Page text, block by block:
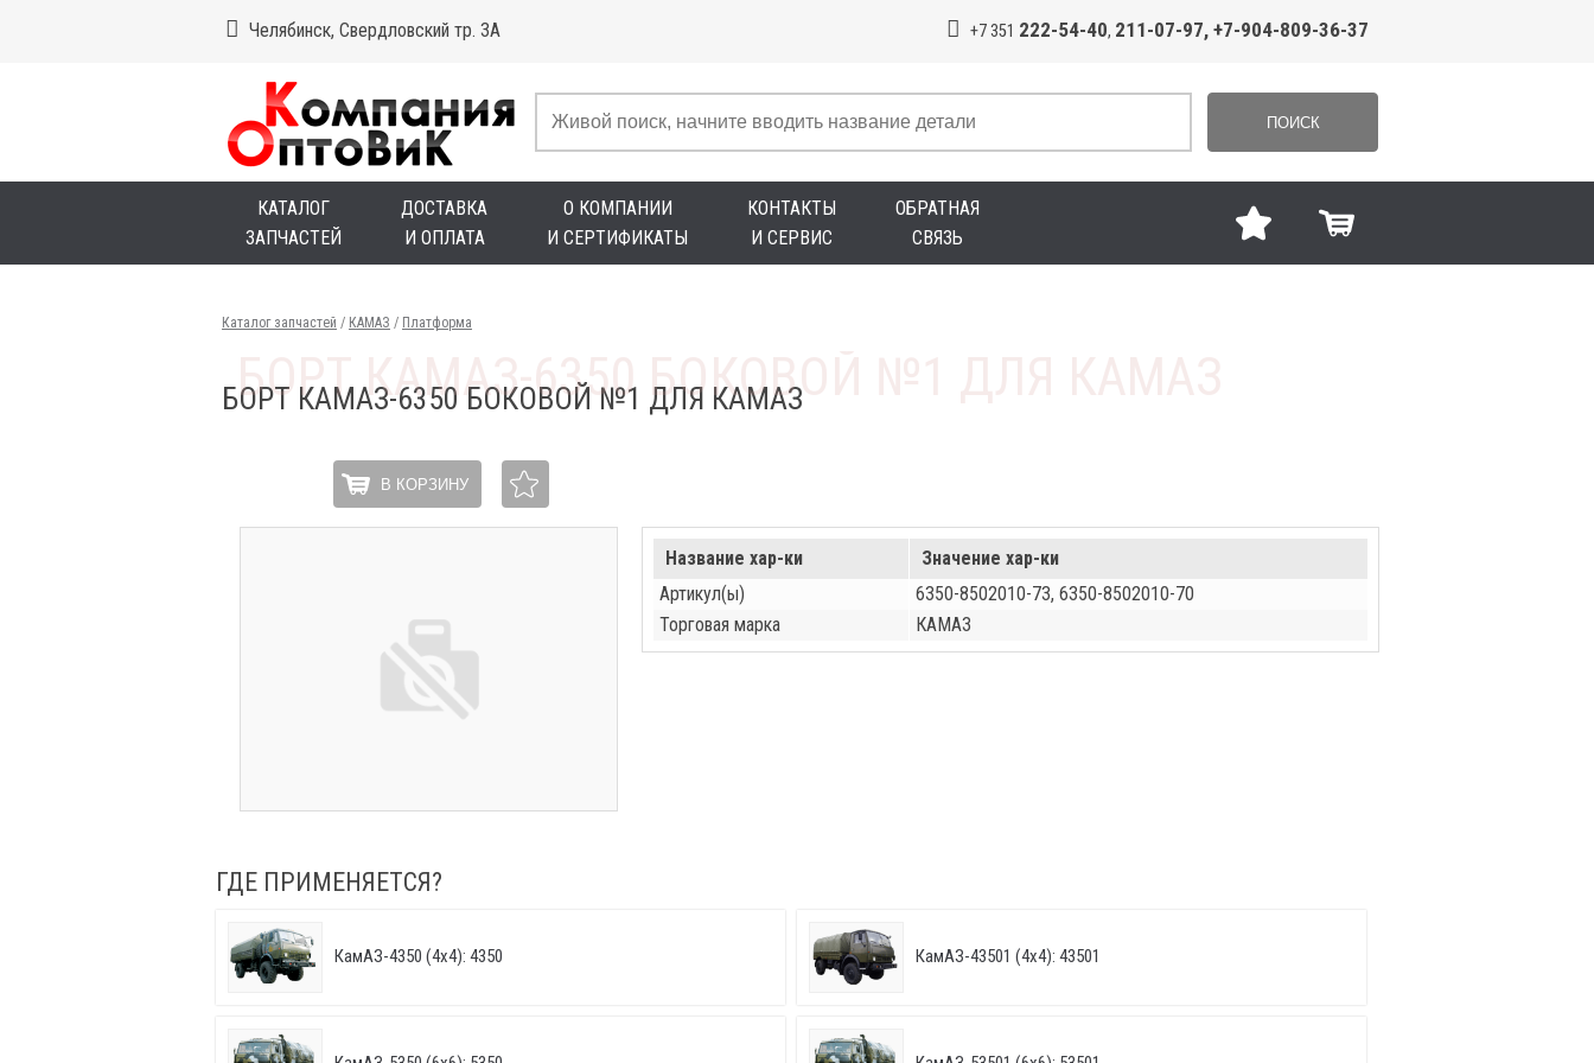
Челябинск, Свердловский тр. 3А +7 351 222-54-40, 211-07-97, +7-904-809-36-37
ПОИСК
КАТАЛОГ
ЗАПЧАСТЕЙ
ДОСТАВКА
И ОПЛАТА
О КОМПАНИИ
И СЕРТИФИКАТЫ
КОНТАКТЫ
И СЕРВИС
ОБРАТНАЯ
СВЯЗЬ
Каталог запчастей / КАМАЗ / Платформа
БОРТ КАМАЗ-6350 БОКОВОЙ №1 ДЛЯ КАМАЗ
В КОРЗИНУ
Название хар-ки
Значение хар-ки
Артикул(ы)
6350-8502010-73, 6350-8502010-70
Торговая марка
КАМАЗ
ГДЕ ПРИМЕНЯЕТСЯ?
КамАЗ-4350 (4х4): 4350 КамАЗ-43501 (4х4): 43501